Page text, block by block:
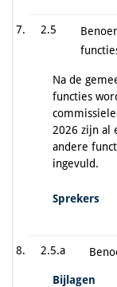
2.5
Na de
functies
2026 zijn al
andere
ingevuld.
Sprekers
2.5.a
Bijlagen